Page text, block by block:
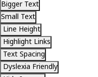
Bigger Text
Small Text
Line Height
Highlight Links
Text Spacing
Dyslexia Friendly